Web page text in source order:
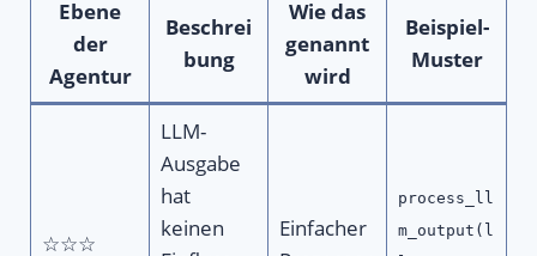
Ebene
der
Agentur
Beschrei
bung
Wie das
genannt
wird
Beispiel-
Muster
☆☆☆
LLM-
Ausgabe
hat
keinen
Einfacher
process_ll
m_output(l